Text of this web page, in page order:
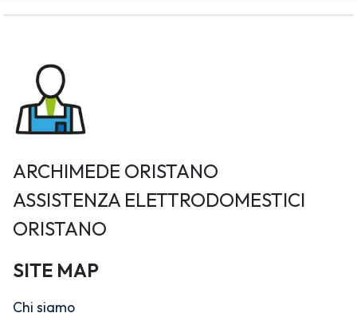
ARCHIMEDE ORISTANO
ASSISTENZA ELETTRODOMESTICI
ORISTANO
SITE MAP
Chi siamo